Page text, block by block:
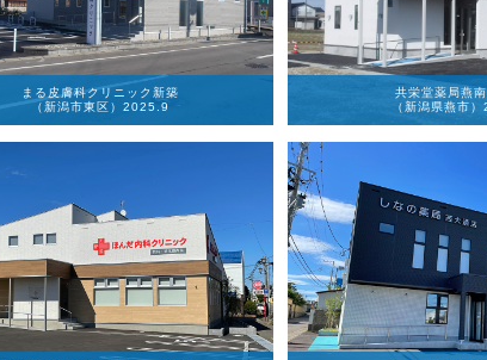
まる皮膚科クリニック新築
（新潟市東区）2025.9
共栄堂薬局燕
（新潟県燕市